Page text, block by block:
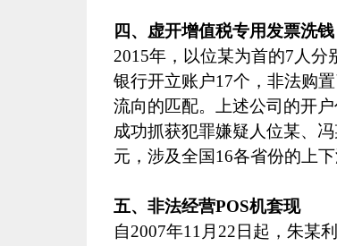
四、虚开增值税专用发票洗钱
2015年，以位某为首的7 人分
银行开立账户17个，非法购置
流向的匹配。上述公司的开
成功抓获犯罪嫌疑人位某、
元，涉及全国16各省份的上下
五、非法经营POS机套现
自2007年11 月 22 日起，朱某